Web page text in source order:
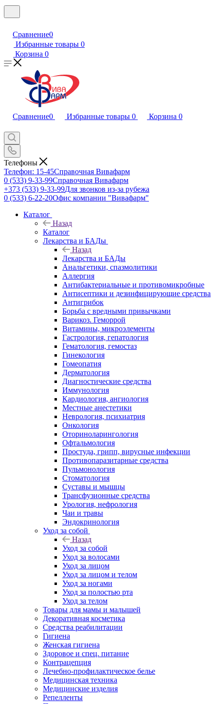
Сравнение0
Избранные товары 0
Корзина 0
Сравнение0 Избранные товары 0 Корзина 0
Телефоны
Телефон: 15-45Справочная Вивафарм
0 (533) 9-33-99Справочная Вивафарм
+373 (533) 9-33-99Для звонков из-за рубежа
0 (533) 6-22-20Офис компании "Вивафарм"
Каталог
Назад
Каталог
Лекарства и БАДы
Назад
Лекарства и БАДы
Анальгетики, спазмолитики
Аллергия
Антибактериальные и противомикробные
Антисептики и дезинфицирующие средства
Антигрибок
Борьба с вредными привычками
Варикоз. Геморрой
Витамины, микроэлементы
Гастрология, гепатология
Гематология, гемостаз
Гинекология
Гомеопатия
Дерматология
Диагностические средства
Иммунология
Кардиология, ангиология
Местные анестетики
Неврология, психиатрия
Онкология
Оториноларингология
Офтальмология
Простуда, грипп, вирусные инфекции
Противопаразитарные средства
Пульмонология
Стоматология
Суставы и мышцы
Трансфузионные средства
Урология, нефрология
Чаи и травы
Эндокринология
Уход за собой
Назад
Уход за собой
Уход за волосами
Уход за лицом
Уход за лицом и телом
Уход за ногами
Уход за полостью рта
Уход за телом
Товары для мамы и малышей
Декоративная косметика
Средства реабилитации
Гигиена
Женская гигиена
Здоровое и спец. питание
Контрацепция
Лечебно-профилактическое белье
Медицинская техника
Медицинские изделия
Репелленты